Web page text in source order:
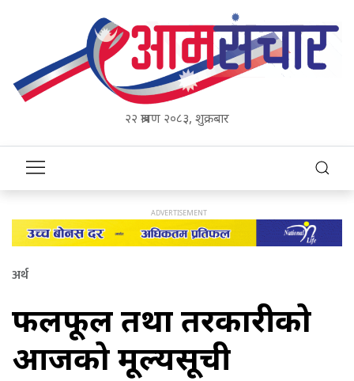
२२ श्रावण २०८३, शुक्रबार
अर्थ
फलफूल तथा तरकारीको
आजको मूल्यसूची